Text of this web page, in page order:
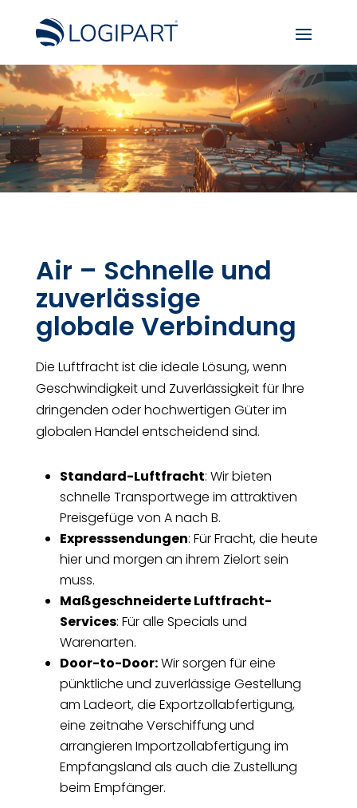
Air – Schnelle und
zuverlässige
globale Verbindung
Die Luftfracht ist die ideale Lösung, wenn
Geschwindigkeit und Zuverlässigkeit für Ihre
dringenden oder hochwertigen Güter im
globalen Handel entscheidend sind.
Standard-Luftfracht: Wir bieten
schnelle Transportwege im attraktiven
Preisgefüge von A nach B.
Expresssendungen: Für Fracht, die heute
hier und morgen an ihrem Zielort sein
muss.
Maßgeschneiderte Luftfracht-
Services: Für alle Specials und
Warenarten.
Door-to-Door:Wir sorgen für eine
pünktliche und zuverlässige Gestellung
am Ladeort, die Exportzollabfertigung,
eine zeitnahe Verschiffung und
arrangieren Importzollabfertigung im
Empfangsland als auch die Zustellung
beim Empfänger.